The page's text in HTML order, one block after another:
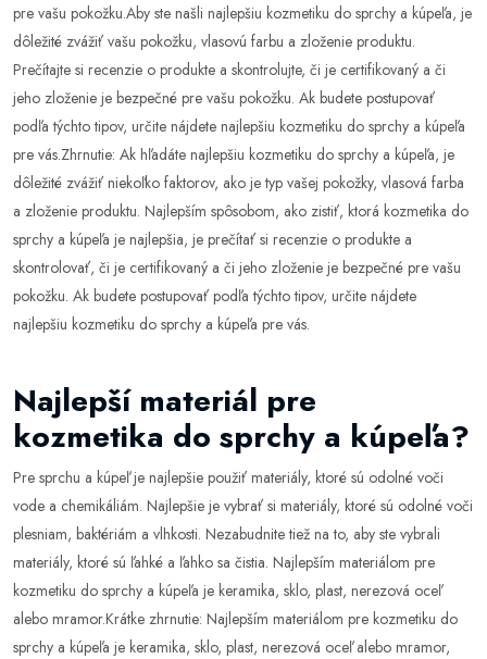
pre vašu pokožku.Aby ste našli najlepšiu kozmetiku do sprchy a kúpeľa, je
dôležité zvážiť vašu pokožku, vlasovú farbu a zloženie produktu.
Prečítajte si recenzie o produkte a skontrolujte, či je certifikovaný a či
jeho zloženie je bezpečné pre vašu pokožku. Ak budete postupovať
podľa týchto tipov, určite nájdete najlepšiu kozmetiku do sprchy a kúpeľa
pre vás.Zhrnutie: Ak hľadáte najlepšiu kozmetiku do sprchy a kúpeľa, je
dôležité zvážiť niekoľko faktorov, ako je typ vašej pokožky, vlasová farba
a zloženie produktu. Najlepším spôsobom, ako zistiť, ktorá kozmetika do
sprchy a kúpeľa je najlepšia, je prečítať si recenzie o produkte a
skontrolovať, či je certifikovaný a či jeho zloženie je bezpečné pre vašu
pokožku. Ak budete postupovať podľa týchto tipov, určite nájdete
najlepšiu kozmetiku do sprchy a kúpeľa pre vás.
Najlepší materiál pre
kozmetika do sprchy a kúpeľa?
Pre sprchu a kúpeľ je najlepšie použiť materiály, ktoré sú odolné voči
vode a chemikáliám. Najlepšie je vybrať si materiály, ktoré sú odolné voči
plesniam, baktériám a vlhkosti. Nezabudnite tiež na to, aby ste vybrali
materiály, ktoré sú ľahké a ľahko sa čistia. Najlepším materiálom pre
kozmetiku do sprchy a kúpeľa je keramika, sklo, plast, nerezová oceľ
alebo mramor.Krátke zhrnutie: Najlepším materiálom pre kozmetiku do
sprchy a kúpeľa je keramika, sklo, plast, nerezová oceľ alebo mramor,